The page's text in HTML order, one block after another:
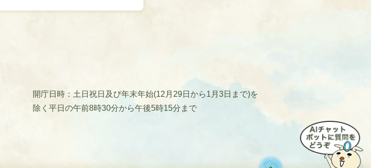
開庁日時：土日祝日及び年末年始(12月29日から1月3日まで)を
除く平日の午前8時30分から午後5時15分まで